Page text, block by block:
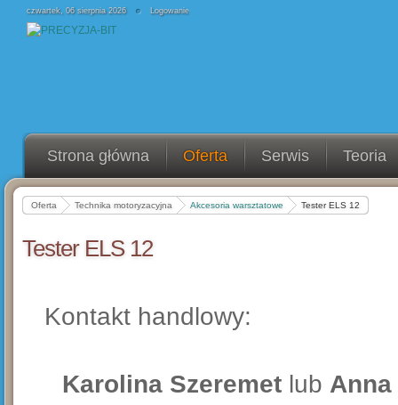
czwartek, 06 sierpnia 2026 Logowanie
Strona główna Oferta Serwis Teoria
Oferta Technika motoryzacyjna Akcesoria warsztatowe Tester ELS 12
Tester ELS 12
Kontakt handlowy:
Karolina Szeremet lub Anna